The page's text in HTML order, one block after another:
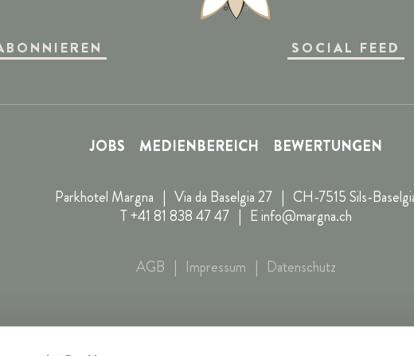
SOCIAL FEED
JOBS MEDIENBEREICH BEWERTUNGEN
Parkhotel Margna | Via da Baselgia 27 | CH-7515 Sils-
T+41 81 838 47 47 | Einfo@margna.ch
AGB | Impressum | Datenschutz